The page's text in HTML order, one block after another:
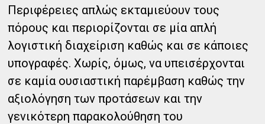
Περιφέρειες απλώς εκταμιεύουν τους
πόρους και περιορίζονται σε μία απλή
λογιστική διαχείριση καθώς και σε κάποιες
υπογραφές. Χωρίς, όμως, να υπεισέρχονται
σε καμία ουσιαστική παρέμβαση καθώς την
αξιολόγηση των προτάσεων και την
γενικότερη παρακολούθηση του